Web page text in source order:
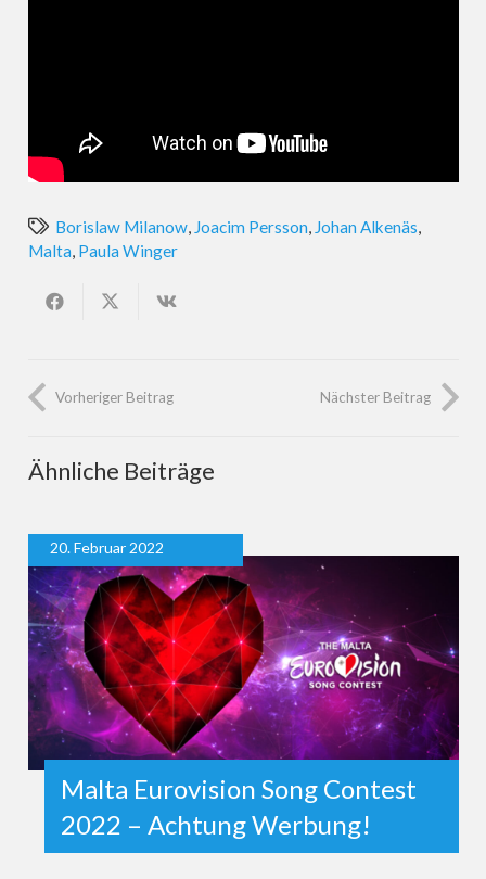
Borislaw Milanow, Joacim Persson, Johan Alkenäs,
Malta, Paula Winger
Vorheriger Beitrag Nächster Beitrag
Ähnliche Beiträge
20. Februar 2022
Malta Eurovision Song Contest
2022 – Achtung Werbung!